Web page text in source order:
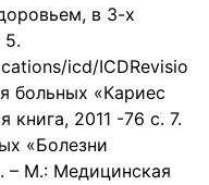
в 3-х
icd/ICDRevisio
больных «Кариес
книга, 2011 -76 с. 7.
«Болезни
– М.: Медицинская